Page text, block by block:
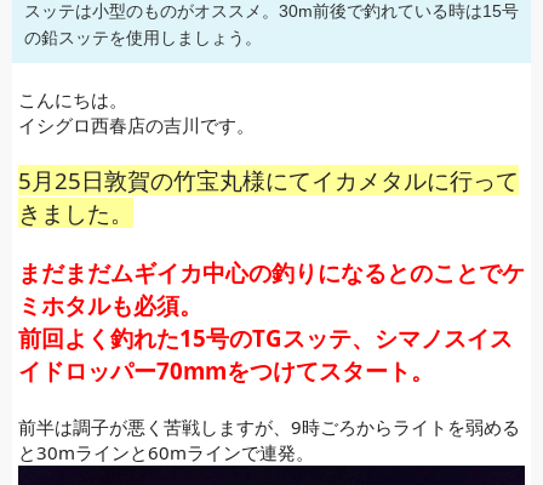
スッテは小型のものがオススメ。30m前後で釣れている時は15号
の鉛スッテを使用しましょう。
こんにちは。
イシグロ西春店の吉川です。
5月25日敦賀の竹宝丸様にてイカメタルに行って
きました。
まだまだムギイカ中心の釣りになるとのことでケ
ミホタルも必須。
前回よく釣れた15号のTGスッテ、シマノスイス
イドロッパー70mmをつけてスタート。
前半は調子が悪く苦戦しますが、9時ごろからライトを弱める
と30mラインと60mラインで連発。